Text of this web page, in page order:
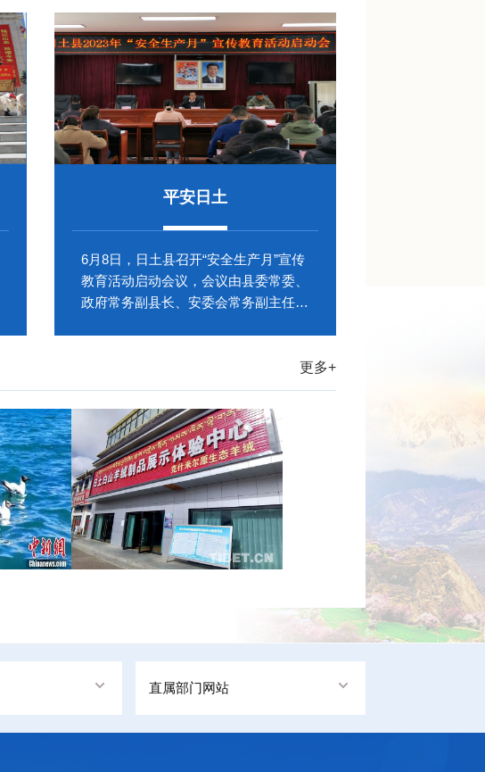
平安日土
6月8日，日土县召开“安全生产月”宣传
教育活动启动会议，会议由县委常委、
政府常务副县长、安委会常务副主任吴
更多+
直属部门网站